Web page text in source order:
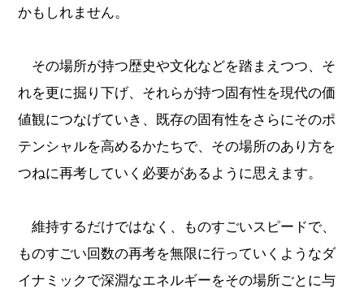
かもしれません。
その場所が持つ歴史や文化などを踏まえつつ、そ
れを更に掘り下げ、それらが持つ固有性を現代の価
値観につなげていき、既存の固有性をさらにそのポ
テンシャルを高めるかたちで、その場所のあり方を
つねに再考していく必要があるように思えます。
維持するだけではなく、ものすごいスピードで、
ものすごい回数の再考を無限に行っていくようなダ
イナミックで深淵なエネルギーをその場所ごとに与